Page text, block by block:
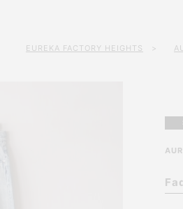
EUREKA FACTORY HEIGHTS >